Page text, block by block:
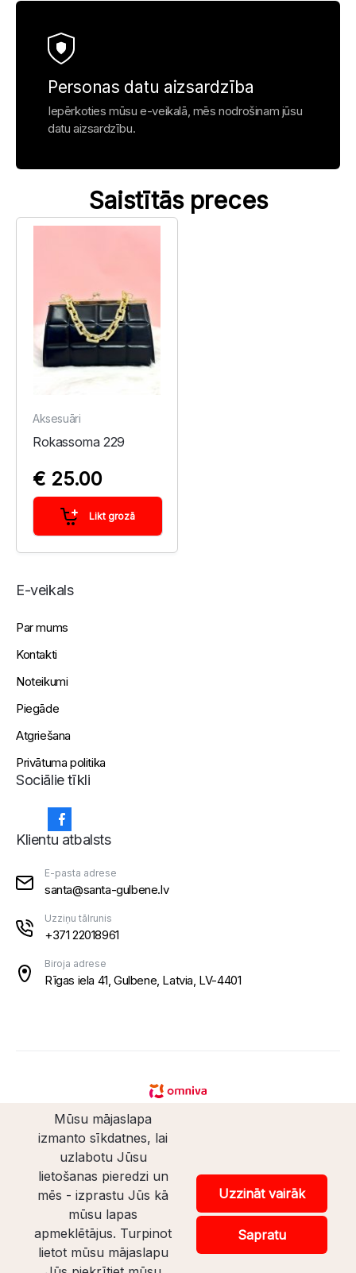
Personas datu aizsardzība
Iepērkoties mūsu e-veikalā, mēs nodrošinam jūsu
datu aizsardzību.
Saistītās preces
Aksesuāri
Rokassoma 229
€ 25.00
Likt grozā
E-veikals
Par mums
Kontakti
Noteikumi
Piegāde
Atgriešana
Privātuma politika
Sociālie tīkli
Klientu atbalsts
E-pasta adrese
santa@santa-gulbene.lv
Uzziņu tālrunis
+371 22018961
Biroja adrese
Rīgas iela 41, Gulbene, Latvia, LV-4401
© Santaveikals 2026. Visas tiesības aizsargātas.
Uz lapas augšu
Veikala izstrāde
Mūsu mājaslapa
izmanto sīkdatnes, lai
uzlabotu Jūsu
lietošanas pieredzi un
mēs - izprastu Jūs kā
mūsu lapas
apmeklētājus. Turpinot
lietot mūsu mājaslapu
Uzzināt vairāk
Sapratu